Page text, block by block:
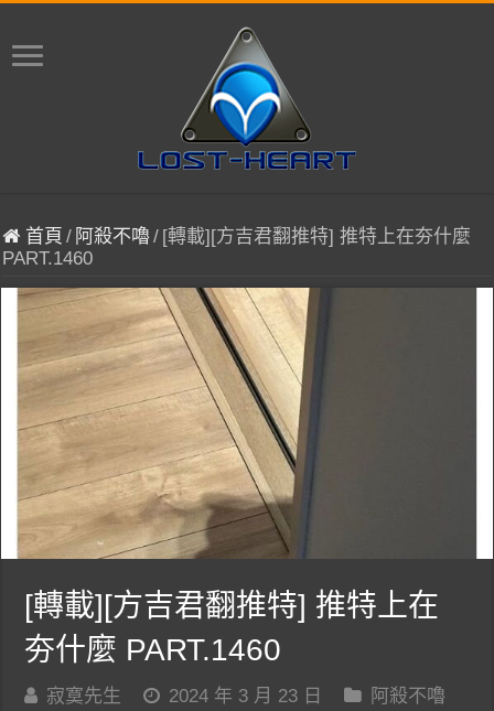
首頁 / 阿殺不嚕/ [轉載][方吉君翻推特] 推特上在夯什麼
PART.1460
[轉載][方吉君翻推特] 推特上在
夯什麼 PART.1460
寂寞先生 2024 年 3 月 23 日
阿殺不嚕